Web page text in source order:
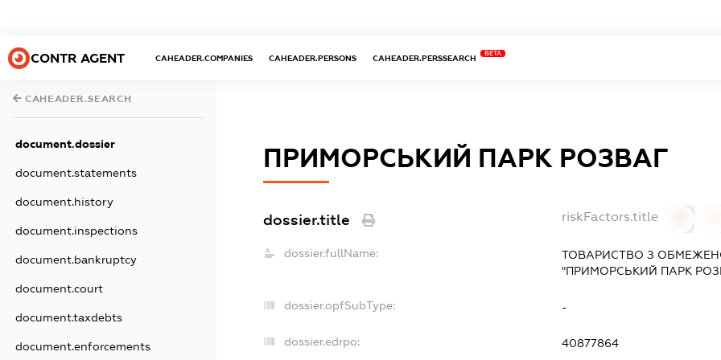
CONTR AGENT CAHEADER.COMPANIES CAHEADER.PERSONS CAHEADER.PERSSEARCH
BETA
CAHEADER.SEARCH
document.dossier
document.statements
document.history
document.inspections
document.bankruptcy
document.court
document.taxdebts
document.enforcements
ПРИМОРСЬКИЙ ПАРК РОЗВАГ
dossier.title riskFactors.title
dossier.fullName:
ТОВАРИСТВО З
"ПРИМОРСЬКИЙ ПАРК
dossier.opfSubType: -
dossier.edrpo: 40877864